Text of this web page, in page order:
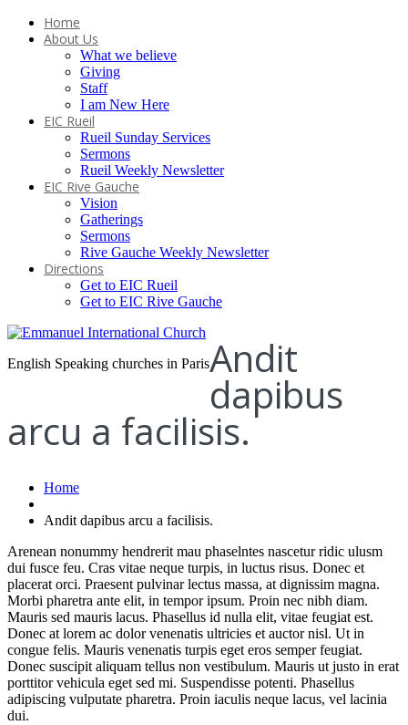
Home
About Us
What we believe
Giving
Staff
I am New Here
EIC Rueil
Rueil Sunday Services
Sermons
Rueil Weekly Newsletter
EIC Rive Gauche
Vision
Gatherings
Sermons
Rive Gauche Weekly Newsletter
Directions
Get to EIC Rueil
Get to EIC Rive Gauche
English Speaking churches in ParisAndit
dapibus
arcu a facilisis.
Home
Andit dapibus arcu a facilisis.
Arenean nonummy hendrerit mau phaselntes nascetur ridic ulusm
dui fusce feu. Cras vitae neque turpis, in luctus risus. Donec et
placerat orci. Praesent pulvinar lectus massa, at dignissim magna.
Morbi pharetra ante elit, in tempor ipsum. Proin nec nibh diam.
Mauris sed mauris lacus. Phasellus id nulla elit, vitae feugiat est.
Donec at lorem ac dolor venenatis ultricies et auctor nisl. Ut in
congue felis. Mauris venenatis turpis eget eros semper feugiat.
Donec suscipit aliquam tellus non vestibulum. Mauris ut justo in erat
porttitor vehicula eget sed mi. Suspendisse potenti. Phasellus
adipiscing vulputate pharetra. Proin iaculis neque lacus, vel lacinia
dui.